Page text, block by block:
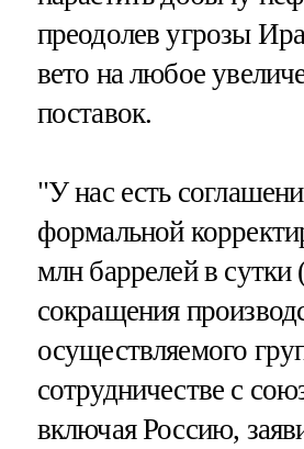
преодолев угрозы
вето на любое
поставок.
"У нас есть
формальной
млн баррелей в сутки
сокращения
осуществляемого
сотрудничестве с
включая Россию,